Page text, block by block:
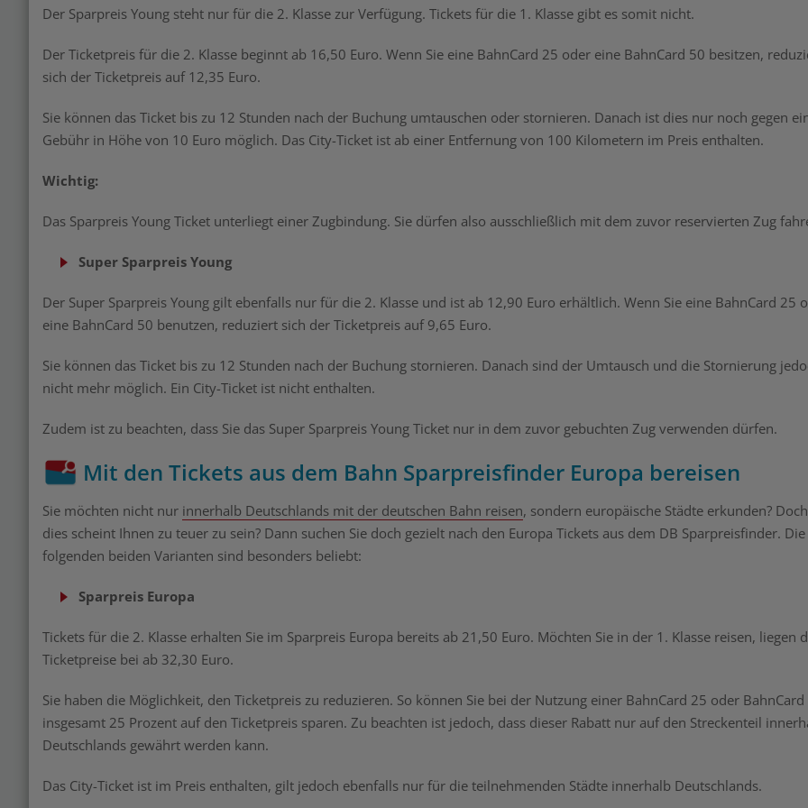
Der Sparpreis Young steht nur für die 2. Klasse zur Verfügung. Tickets für die 1. Klasse gibt es somit nicht.
Der Ticketpreis für die 2. Klasse beginnt ab 16,50 Euro. Wenn Sie eine BahnCard 25 oder eine BahnCard 50 besitzen,
sich der Ticketpreis auf 12,35 Euro.
Sie können das Ticket bis zu 12 Stunden nach der Buchung umtauschen oder stornieren. Danach ist dies nur noch gegen
Gebühr in Höhe von 10 Euro möglich. Das City-Ticket ist ab einer Entfernung von 100 Kilometern im Preis enthalten.
Wichtig:
Das Sparpreis Young Ticket unterliegt einer Zugbindung. Sie dürfen also ausschließlich mit dem zuvor reservierten Zug
Super Sparpreis Young
Der Super Sparpreis Young gilt ebenfalls nur für die 2. Klasse und ist ab 12,90 Euro erhältlich. Wenn Sie eine BahnCard 25
eine BahnCard 50 benutzen, reduziert sich der Ticketpreis auf 9,65 Euro.
Sie können das Ticket bis zu 12 Stunden nach der Buchung stornieren. Danach sind der Umtausch und die Stornierung
nicht mehr möglich. Ein City-Ticket ist nicht enthalten.
Zudem ist zu beachten, dass Sie das Super Sparpreis Young Ticket nur in dem zuvor gebuchten Zug verwenden dürfen.
Mit den Tickets aus dem Bahn Sparpreisfinder Europa bereisen
Sie möchten nicht nur innerhalb Deutschlands mit der deutschen Bahn reisen, sondern europäische Städte erkunden? Doch
dies scheint Ihnen zu teuer zu sein? Dann suchen Sie doch gezielt nach den Europa Tickets aus dem DB Sparpreisfinder. Die
folgenden beiden Varianten sind besonders beliebt:
Sparpreis Europa
Tickets für die 2. Klasse erhalten Sie im Sparpreis Europa bereits ab 21,50 Euro. Möchten Sie in der 1. Klasse reisen, liegen
Ticketpreise bei ab 32,30 Euro.
Sie haben die Möglichkeit, den Ticketpreis zu reduzieren. So können Sie bei der Nutzung einer BahnCard 25 oder BahnCard
insgesamt 25 Prozent auf den Ticketpreis sparen. Zu beachten ist jedoch, dass dieser Rabatt nur auf den Streckenteil
Deutschlands gewährt werden kann.
Das City-Ticket ist im Preis enthalten, gilt jedoch ebenfalls nur für die teilnehmenden Städte innerhalb Deutschlands.